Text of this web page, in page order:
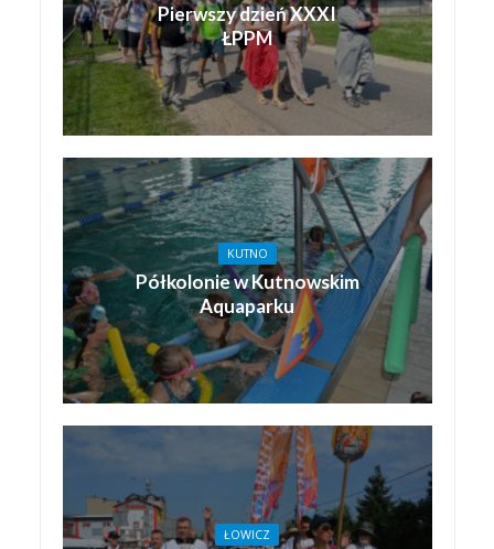
Pierwszy dzień XXXI
ŁPPM
KUTNO
Półkolonie w Kutnowskim
Aquaparku
ŁOWICZ